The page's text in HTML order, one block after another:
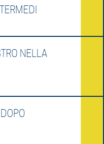
NELLA